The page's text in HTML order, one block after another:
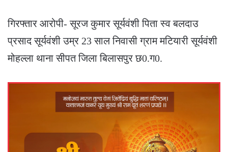
गिरफ्तार आरोपी- सूरज कुमार सूर्यवंशी पिता स्व बलदाउ
प्रसाद सूर्यवंशी उम्र 23 साल निवासी ग्राम मटियारी सूर्यवंशी
मोहल्ला थाना सीपत जिला बिलासपुर छ0.ग0.